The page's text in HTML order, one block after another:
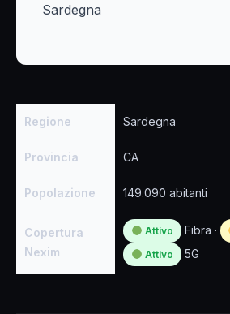
Sardegna
Regione Sardegna
Provincia CA
Popolazione 149.090 abitanti
Copertura
Nexim
Attivo Fibra ·
Attivo 5G